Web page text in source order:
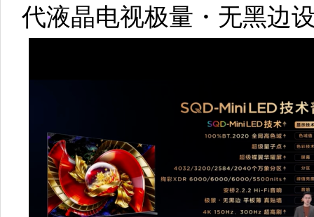
代液晶电视极量・无黑边